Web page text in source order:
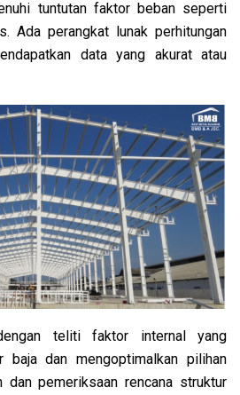
tuntutan faktor beban seperti
Ada perangkat lunak perhitungan
data yang akurat atau
teliti faktor internal yang
baja dan mengoptimalkan pilihan
dan pemeriksaan rencana struktur